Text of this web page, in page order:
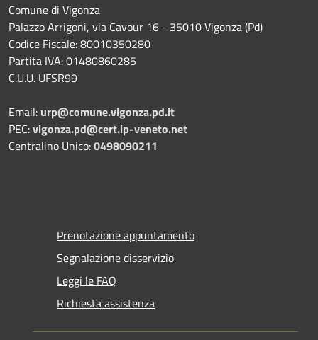
Comune di Vigonza
Palazzo Arrigoni, via Cavour 16 - 35010 Vigonza (Pd)
Codice Fiscale: 80010350280
Partita IVA: 01480860285
C.U.U. UFSR99
Email: urp@comune.vigonza.pd.it
PEC:vigonza.pd@cert.ip-veneto.net
Centralino Unico:0498090211
Prenotazione appuntamento
Segnalazione disservizio
Leggi le FAQ
Richiesta assistenza